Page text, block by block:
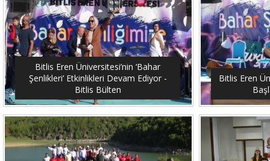
Bitlis Eren Üniversitesi’nin ‘Bahar
Şenlikleri’ Etkinlikleri Devam Ediyor -
Bitlis Bülten
Bitlis Eren